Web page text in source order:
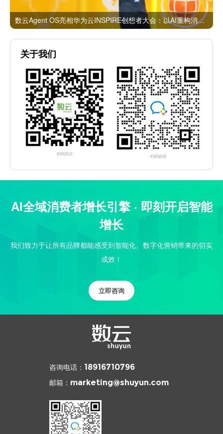
数云Agent OS亮相华为云INSPIRE创想者大会：以AI重构消费者运营与零售营销新范式
关于我们
扫码关注 扫码咨询
AI全域消费者增长引擎 · 即刻开启智能
增长
我们致力于让所有品牌都能感受到智能化、数字化营销带来的切实
成效！
立即咨询
咨询电话： 18916710796
邮箱： marketing@shuyun.com